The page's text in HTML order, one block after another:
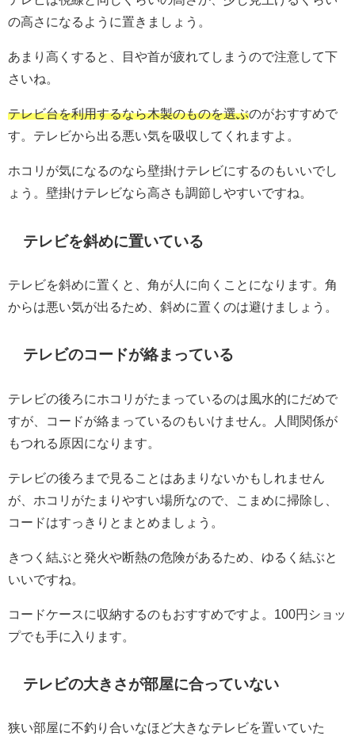
の高さになるように置きましょう。
あまり高くすると、目や首が疲れてしまうので注意して下
さいね。
テレビ台を利用するなら木製のものを選ぶのがおすすめで
す。テレビから出る悪い気を吸収してくれますよ。
ホコリが気になるのなら壁掛けテレビにするのもいいでし
ょう。壁掛けテレビなら高さも調節しやすいですね。
テレビを斜めに置いている
テレビを斜めに置くと、角が人に向くことになります。角
からは悪い気が出るため、斜めに置くのは避けましょう。
テレビのコードが絡まっている
テレビの後ろにホコリがたまっているのは風水的にだめで
すが、コードが絡まっているのもいけません。人間関係が
もつれる原因になります。
テレビの後ろまで見ることはあまりないかもしれません
が、ホコリがたまりやすい場所なので、こまめに掃除し、
コードはすっきりとまとめましょう。
きつく結ぶと発火や断熱の危険があるため、ゆるく結ぶと
いいですね。
コードケースに収納するのもおすすめですよ。100円ショッ
プでも手に入ります。
テレビの大きさが部屋に合っていない
狭い部屋に不釣り合いなほど大きなテレビを置いていた